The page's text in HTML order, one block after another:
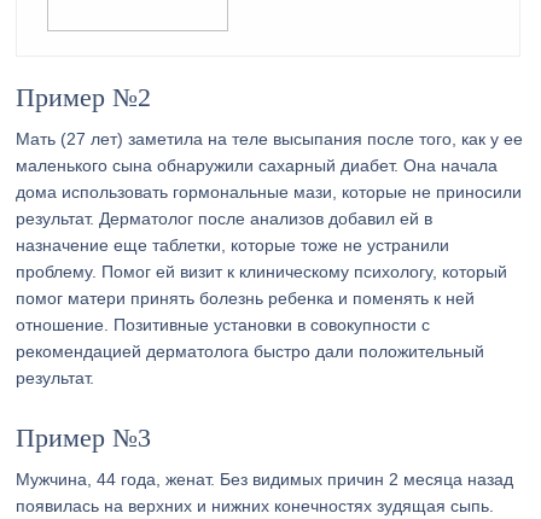
Пример №2
Мать (27 лет) заметила на теле высыпания после того, как у ее
маленького сына обнаружили сахарный диабет. Она начала
дома использовать гормональные мази, которые не приносили
результат. Дерматолог после анализов добавил ей в
назначение еще таблетки, которые тоже не устранили
проблему. Помог ей визит к клиническому психологу, который
помог матери принять болезнь ребенка и поменять к ней
отношение. Позитивные установки в совокупности с
рекомендацией дерматолога быстро дали положительный
результат.
Пример №3
Мужчина, 44 года, женат. Без видимых причин 2 месяца назад
появилась на верхних и нижних конечностях зудящая сыпь.